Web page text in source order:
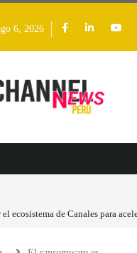
6, 2026
en el precio de las placas base